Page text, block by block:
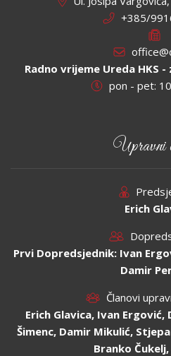
+385/
Radno vrijeme Ureda HKS
pon - pet:
Upravni
Erich
Prvi Dopredsjednik: Ivan
Damir
Članovi
Erich Glavica, Ivan
Šimenc, Damir Mikulić,
Branko